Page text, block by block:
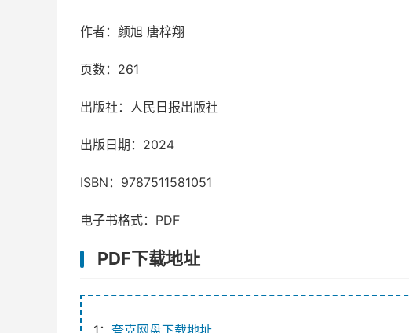
作者：颜旭 唐梓翔
页数：261
出版社：人民日报出版社
出版日期：2024
ISBN：9787511581051
电子书格式：PDF
PDF下载地址
1： 夸克网盘下载地址